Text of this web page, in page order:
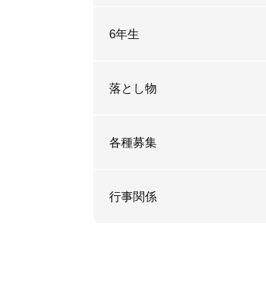
6年生
落とし物
各種募集
行事関係